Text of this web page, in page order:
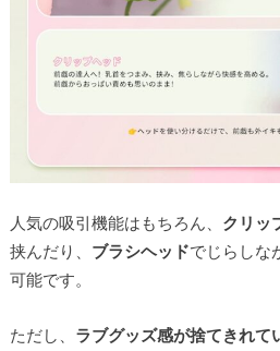
人気の吸引機能はもちろん、 クリッ
挟んだり、 ブラシヘッドでじらしな
可能です。
ただし、 ラブグッズ感が捨てきれて